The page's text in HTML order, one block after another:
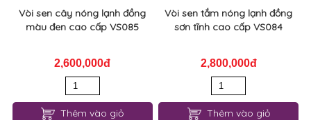
Vòi sen cây nóng lạnh đồng
màu đen cao cấp VS085
2,600,000đ
Thêm vào giỏ
Vòi sen tắm nóng lạnh đồng
sơn tĩnh cao cấp VS084
2,800,000đ
Thêm vào giỏ